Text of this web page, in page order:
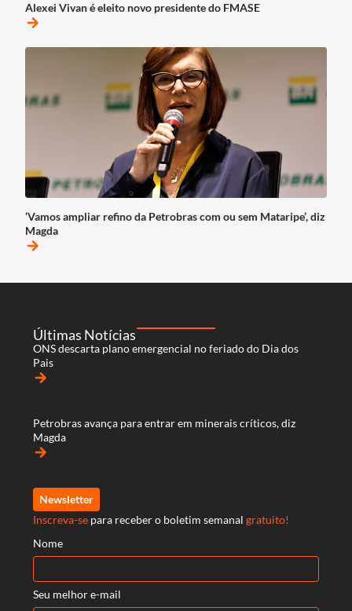
Alexei Vivan é eleito novo presidente do FMASE
arrow_forward
‘Vamos ampliar refino da Petrobras com ou sem Mataripe’, diz
Magda
arrow_forward
Últimas Notícias
ONS descarta plano emergencial no feriado do Dia dos
Pais
arrow_forward
Petrobras avança para entrar em minerais críticos, diz
Magda
arrow_forward
Newsletter
Inscreva-se para receber o boletim semanal gratuito!
Nome
Seu melhor e-mail